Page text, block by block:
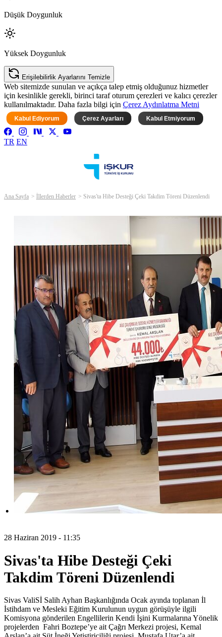
Düşük Doygunluk
Yüksek Doygunluk
Erişilebilirlik Ayarlarını Temizle
Web sitemizde sunulan ve açıkça talep etmiş olduğunuz hizmetler
için kesinlikle gerekli, birinci taraf oturum çerezleri ve kalıcı çerezler
kullanılmaktadır. Daha fazla bilgi için Çerez Aydınlatma Metni
Kabul Ediyorum Çerez Ayarları Kabul Etmiyorum
TR EN
Ana Sayfa İllerden Haberler Sivas'ta Hibe Desteği Çeki Takdim Töreni Düzenlendi
28 Haziran 2019 - 11:35
Sivas'ta Hibe Desteği Çeki
Takdim Töreni Düzenlendi
Sivas ValiSİ Salih Ayhan Başkanlığında Ocak ayında toplanan İl
İstihdam ve Mesleki Eğitim Kurulunun uygun görüşüyle ilgili
Komisyona gönderilen Engellilerin Kendi İşini Kurmalarına Yönelik
projelerden Fahri Boztepe’ye ait Çağrı Merkezi projesi, Kemal